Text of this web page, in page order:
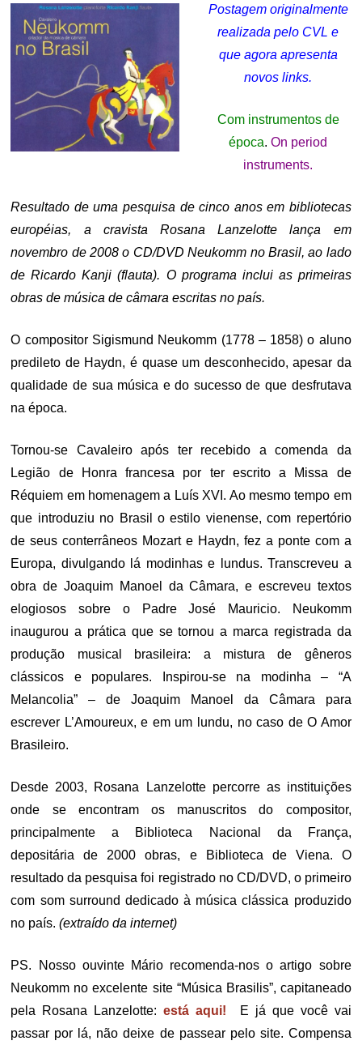
Postagem originalmente
realizada pelo CVL e
que agora apresenta
novos links.
Com instrumentos de
época.On period
instruments.
Resultado de uma pesquisa de cinco anos em bibliotecas
européias, a cravista Rosana Lanzelotte lança em
novembro de 2008 o CD/DVD Neukomm no Brasil, ao lado
de Ricardo Kanji (flauta). O programa inclui as primeiras
obras de música de câmara escritas no país.
O compositor Sigismund Neukomm (1778 – 1858) o aluno
predileto de Haydn, é quase um desconhecido, apesar da
qualidade de sua música e do sucesso de que desfrutava
na época.
Tornou-se Cavaleiro após ter recebido a comenda da
Legião de Honra francesa por ter escrito a Missa de
Réquiem em homenagem a Luís XVI. Ao mesmo tempo em
que introduziu no Brasil o estilo vienense, com repertório
de seus conterrâneos Mozart e Haydn, fez a ponte com a
Europa, divulgando lá modinhas e lundus. Transcreveu a
obra de Joaquim Manoel da Câmara, e escreveu textos
elogiosos sobre o Padre José Mauricio. Neukomm
inaugurou a prática que se tornou a marca registrada da
produção musical brasileira: a mistura de gêneros
clássicos e populares. Inspirou-se na modinha – “A
Melancolia” – de Joaquim Manoel da Câmara para
escrever L’Amoureux, e em um lundu, no caso de O Amor
Brasileiro.
Desde 2003, Rosana Lanzelotte percorre as instituições
onde se encontram os manuscritos do compositor,
principalmente a Biblioteca Nacional da França,
depositária de 2000 obras, e Biblioteca de Viena. O
resultado da pesquisa foi registrado no CD/DVD, o primeiro
com som surround dedicado à música clássica produzido
no país.(extraído da internet)
PS. Nosso ouvinte Mário recomenda-nos o artigo sobre
Neukomm no excelente site “Música Brasilis”, capitaneado
pela Rosana Lanzelotte:está aqui!
E já que você vai
passar por lá, não deixe de passear pelo site. Compensa